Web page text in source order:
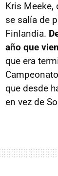
Kris Meeke,
se salía de
Finlandia.
año que
que era
que desde
en vez de